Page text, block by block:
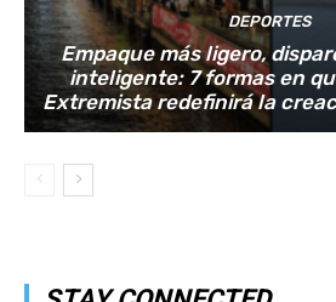
DEPORTES
Empaque más ligero,
inteligente: 7 formas en
Extremista redefinirá la